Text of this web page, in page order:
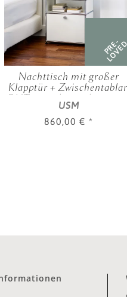
PRE-
LOVED
Nachttisch mit großer
Klapptür +
BHT: 0,50 | 0,52 | 0,35 m,
verschied. Farben
USM
860,00 € *